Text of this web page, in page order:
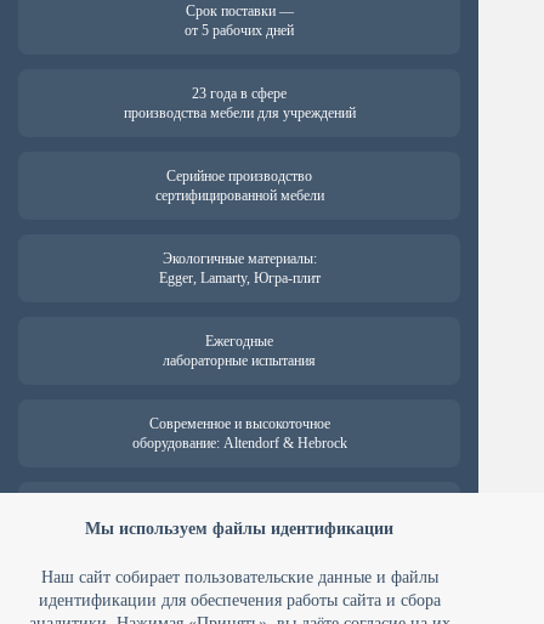
Мы используем файлы идентификации
Наш сайт собирает пользовательские данные и файлы
идентификации для обеспечения работы сайта и сбора
Срок поставки —
от 5 рабочих дней
23 года в сфере
производства мебели для учреждений
Серийное производство
сертифицированной мебели
Экологичные материалы:
Egger, Lamarty, Югра-плит
Ежегодные
лабораторные испытания
Современное и высокоточное
оборудование: Altendorf & Hebrock
от 18 месяцев